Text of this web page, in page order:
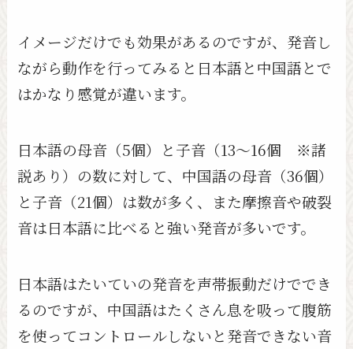
イメージだけでも効果があるのですが、発音し
ながら動作を行ってみると日本語と中国語とで
はかなり感覚が違います。
日本語の母音（5個）と子音（13～16個 ※諸
説あり）の数に対して、中国語の母音（36個）
と子音（21個）は数が多く、また摩擦音や破裂
音は日本語に比べると強い発音が多いです。
日本語はたいていの発音を声帯振動だけででき
るのですが、中国語はたくさん息を吸って腹筋
を使ってコントロールしないと発音できない音